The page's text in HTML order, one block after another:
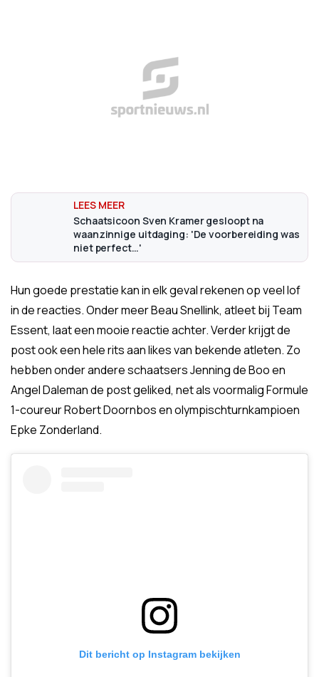
Schaatsicoon Sven Kramer gesloopt na
waanzinnige uitdaging: 'De voorbereiding was
niet perfect…'
Hun goede prestatie kan in elk geval rekenen op veel lof
in de reacties. Onder meer Beau Snellink, atleet bij Team
Essent, laat een mooie reactie achter. Verder krijgt de
post ook een hele rits aan likes van bekende atleten. Zo
hebben onder andere schaatsers Jenning de Boo en
Angel Daleman de post geliked, net als voormalig Formule
1-coureur Robert Doornbos en olympischturnkampioen
Epke Zonderland.
Dit bericht op Instagram bekijken